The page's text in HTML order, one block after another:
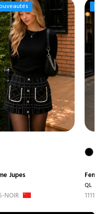
Jupes
NOIR
QL
1111-